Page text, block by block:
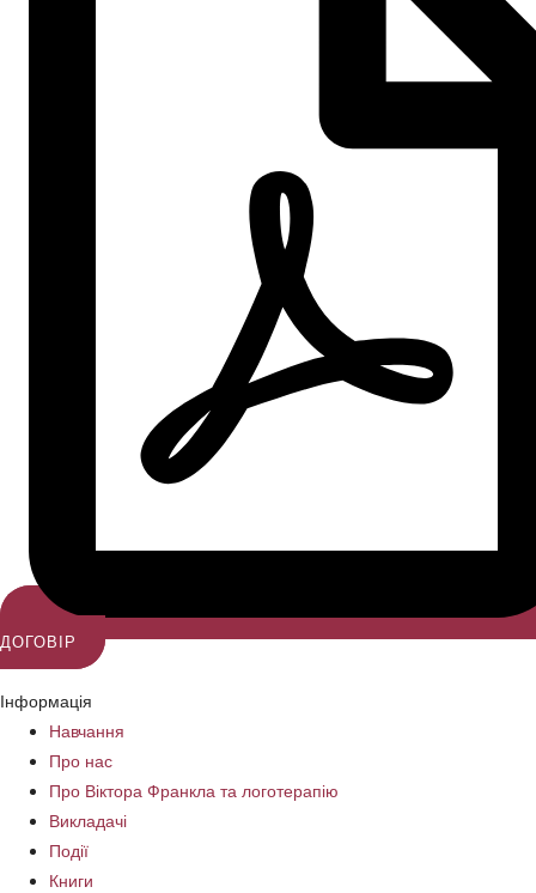
ДОГОВІР
Інформація
Навчання
Про нас
Про Віктора Франкла та логотерапію
Викладачі
Події
Книги